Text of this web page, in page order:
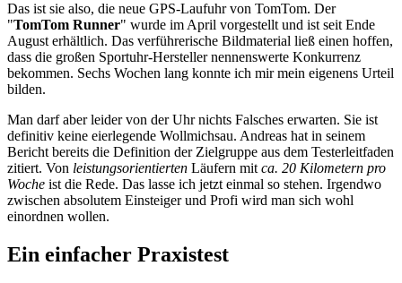
Das ist sie also, die neue GPS-Laufuhr von TomTom. Der
"TomTom Runner" wurde im April vorgestellt und ist seit Ende
August erhältlich. Das verführerische Bildmaterial ließ einen hoffen,
dass die großen Sportuhr-Hersteller nennenswerte Konkurrenz
bekommen. Sechs Wochen lang konnte ich mir mein eigenens Urteil
bilden.
Man darf aber leider von der Uhr nichts Falsches erwarten. Sie ist
definitiv keine eierlegende Wollmichsau. Andreas hat in seinem
Bericht bereits die Definition der Zielgruppe aus dem Testerleitfaden
zitiert. Von leistungsorientierten Läufern mitca. 20 Kilometern pro
Woche ist die Rede. Das lasse ich jetzt einmal so stehen. Irgendwo
zwischen absolutem Einsteiger und Profi wird man sich wohl
einordnen wollen.
Ein einfacher Praxistest